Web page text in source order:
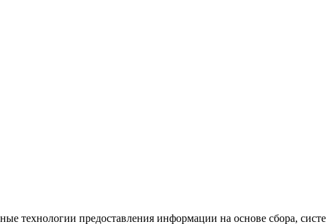
технологии предоставления информации на основе сбора,